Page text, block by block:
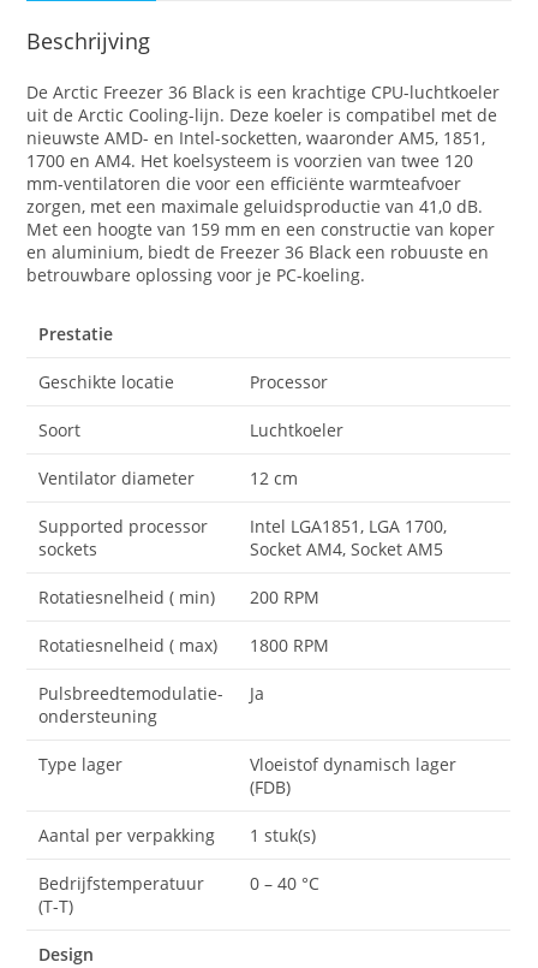
Beschrijving
De Arctic Freezer 36 Black is een krachtige CPU-luchtkoeler
uit de Arctic Cooling-lijn. Deze koeler is compatibel met de
nieuwste AMD- en Intel-socketten, waaronder AM5, 1851,
1700 en AM4. Het koelsysteem is voorzien van twee 120
mm-ventilatoren die voor een efficiënte warmteafvoer
zorgen, met een maximale geluidsproductie van 41,0 dB.
Met een hoogte van 159 mm en een constructie van koper
en aluminium, biedt de Freezer 36 Black een robuuste en
betrouwbare oplossing voor je PC-koeling.
Prestatie
Geschikte locatie Processor
Soort Luchtkoeler
Ventilator diameter 12 cm
Supported processor
sockets
Intel LGA1851, LGA 1700,
Socket AM4, Socket AM5
Rotatiesnelheid ( min) 200 RPM
Rotatiesnelheid ( max) 1800 RPM
Pulsbreedtemodulatie-
ondersteuning
Ja
Type lager
Vloeistof dynamisch lager
(FDB)
Aantal per verpakking 1 stuk(s)
Bedrijfstemperatuur
(T-T)
0 – 40 °C
Design